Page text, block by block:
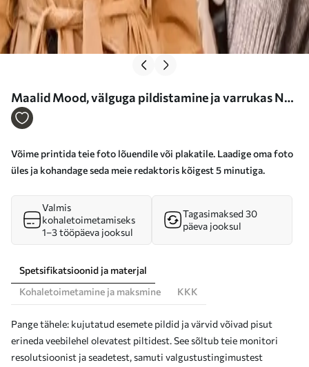
Maalid Mood, välguga pildistamine ja varrukas Nr
s31860
Võime printida teie foto lõuendile või plakatile. Laadige oma foto
üles ja kohandage seda meie redaktoris kõigest 5 minutiga.
Valmis
kohaletoimetamiseks
1–3 tööpäeva jooksul
Tagasimaksed 30
päeva jooksul
Spetsifikatsioonid ja materjal
Kohaletoimetamine ja maksmine
KKK
Pange tähele: kujutatud esemete pildid ja värvid võivad pisut
erineda veebilehel olevatest piltidest. See sõltub teie monitori
resolutsioonist ja seadetest, samuti valgustustingimustest